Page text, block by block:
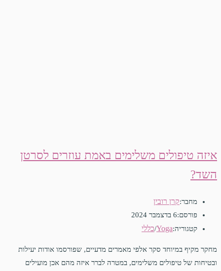
איזה טיפולים משלימים באמת עוזרים לסרטן
השד?
מחבר:קרן רובין
פורסם:6 בדצמבר 2024
קטגוריה:Yoga
/כללי
מחקר מקיף במיוחד סקר אלפי מאמרים מדעיים, שפורסמו אודות יעילות
ובטיחות של טיפולים משלימים, במטרה לברר איזה מהם אכן מועילים